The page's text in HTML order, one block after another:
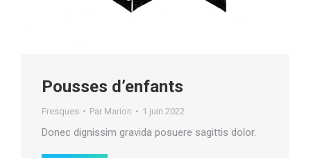
Pousses d’enfants
Fresques Par Marion 1 juin 2022
Donec dignissim gravida posuere sagittis dolor.